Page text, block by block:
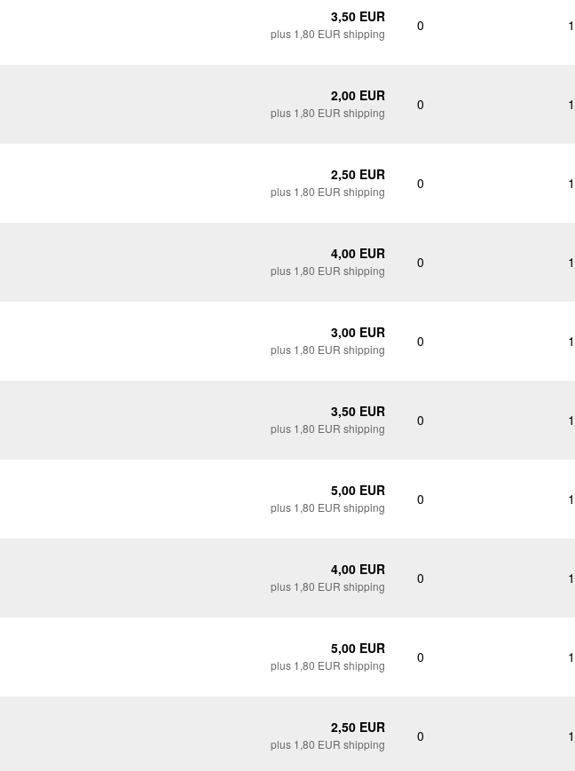
3,50 EUR
plus 1,80 EUR shipping 0
2,00 EUR
plus 1,80 EUR shipping 0
2,50 EUR
plus 1,80 EUR shipping 0
4,00 EUR
plus 1,80 EUR shipping 0
3,00 EUR
plus 1,80 EUR shipping 0
3,50 EUR
plus 1,80 EUR shipping 0
5,00 EUR
plus 1,80 EUR shipping 0
4,00 EUR
plus 1,80 EUR shipping 0
5,00 EUR
plus 1,80 EUR shipping 0
2,50 EUR
plus 1,80 EUR shipping 0